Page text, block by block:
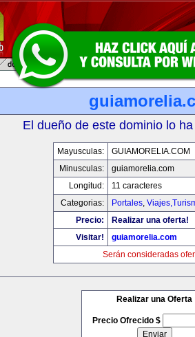
El dueño de este dominio lo
Mayusculas:
GUIAMORELIA.COM
Minusculas:
guiamorelia.com
Longitud:
11 caracteres
Categorias:
Portales,
Precio:
Realizar una oferta!
Visitar!
guiamorelia.com
Serán consideradas
Realizar una Oferta
Precio Ofrecido $